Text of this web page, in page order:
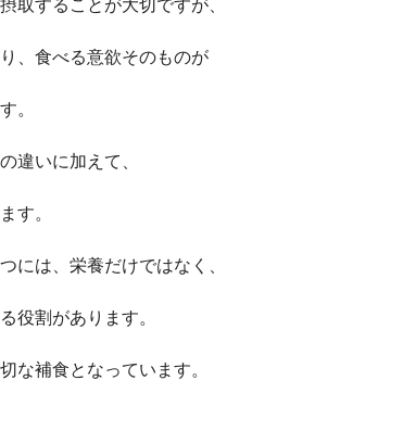
取することが大切ですが、
、食べる意欲そのものが
。
違いに加えて、
す。
には、栄養だけではなく、
役割があります。
な補食となっています。